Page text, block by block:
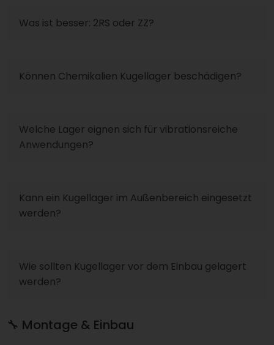
Was ist besser: 2RS oder ZZ?
Können Chemikalien Kugellager beschädigen?
Welche Lager eignen sich für vibrationsreiche
Anwendungen?
Kann ein Kugellager im Außenbereich eingesetzt
werden?
Wie sollten Kugellager vor dem Einbau gelagert
werden?
🔧 Montage & Einbau